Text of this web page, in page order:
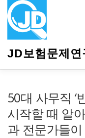
JD보험문제연
50대 사무직 ‘
시작할 때 알
과 전문가들